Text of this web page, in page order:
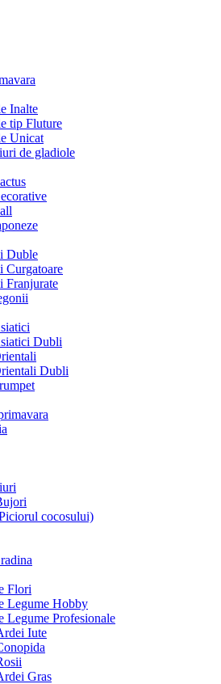
Inalte
tip Fluture
Unicat
de gladiole
Duble
Curgatoare
Franjurate
Dubli
Dubli
cocosului)
Flori
Legume Hobby
Legume Profesionale
Iute
Gras